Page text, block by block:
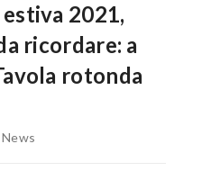
2021,
ricordare: a
rotonda
News